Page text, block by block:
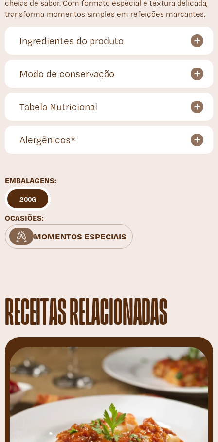
cheias de sabor. Com formato especial e textura delicada,
transforma momentos simples em refeições marcantes.
Ingredientes do produto
Modo de conservação
Tabela Nutricional
Alergênicos*
EMBALAGENS:
200G
OCASIÕES:
MOMENTOS ESPECIAIS
RECEITAS RELACIONADAS